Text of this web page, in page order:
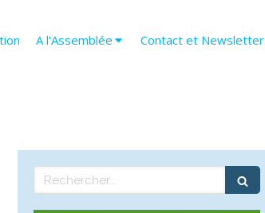
A l'Assemblée Contact et Newsletter
Rechercher